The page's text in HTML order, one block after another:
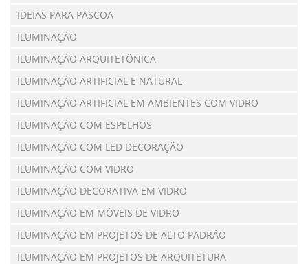
IDEIAS PARA PÁSCOA
ILUMINAÇÃO
ILUMINAÇÃO ARQUITETÔNICA
ILUMINAÇÃO ARTIFICIAL E NATURAL
ILUMINAÇÃO ARTIFICIAL EM AMBIENTES COM VIDRO
ILUMINAÇÃO COM ESPELHOS
ILUMINAÇÃO COM LED DECORAÇÃO
ILUMINAÇÃO COM VIDRO
ILUMINAÇÃO DECORATIVA EM VIDRO
ILUMINAÇÃO EM MÓVEIS DE VIDRO
ILUMINAÇÃO EM PROJETOS DE ALTO PADRÃO
ILUMINAÇÃO EM PROJETOS DE ARQUITETURA